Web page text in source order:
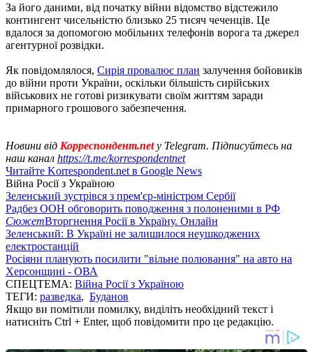
За його даними, від початку війни відомство відстежило
контингент чисельністю близько 25 тисяч чеченців. Це
вдалося за допомогою мобільних телефонів ворога та джерел
агентурної розвідки.
Як повідомлялося, Сирія провалює план залучення бойовиків
до війни проти України, оскільки більшість сирійських
військових не готові ризикувати своїм життям заради
примарного грошового забезпечення.
Новини від Корреспондент.netу Telegram. Підписуйтесь на
наш канал https://t.me/korrespondentnet
Читайте Korrespondent.net в Google News
Війна Росії з Україною
Зеленський зустрівся з прем'єр-міністром Сербії
Радбез ООН обговорить поводження з полоненими в РФ
СюжетВторгнення Росії в Україну. Онлайн
Зеленський: В Україні не залишилося неушкоджених
електростанцій
Росіяни планують посилити "вільне полювання" на авто на
Херсонщині - ОВА
СПЕЦТЕМА: Війна Росії з Україною
ТЕГИ: разведка, Буданов
Якщо ви помітили помилку, виділіть необхідний текст і
натисніть Ctrl + Enter, щоб повідомити про це редакцію.